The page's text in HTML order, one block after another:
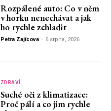
Rozpálené auto: Co v něm
v horku nenechávat a jak
ho rychle zchladit
Petra Zajícova - 6 srpna, 2026
ZDRAVÍ
Suché oči z klimatizace:
Proč pálí a co jim rychle